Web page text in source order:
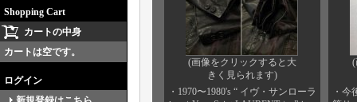
Shopping Cart
カートの中身
カートは空です。
ログイン
(画像をクリックすると大
きく見られます)
・1970〜1980's “ イヴ・サンローラ
(
・今